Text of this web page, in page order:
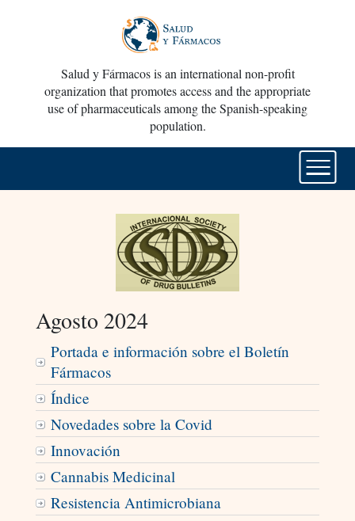
Salud y Fármacos is an international non-profit
organization that promotes access and the appropriate
use of pharmaceuticals among the Spanish-speaking
population.
Agosto 2024
Portada e información sobre el Boletín
Fármacos
Índice
Novedades sobre la Covid
Innovación
Cannabis Medicinal
Resistencia Antimicrobiana